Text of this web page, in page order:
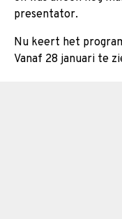
presentator.
Nu keert het
Vanaf 28 januari te